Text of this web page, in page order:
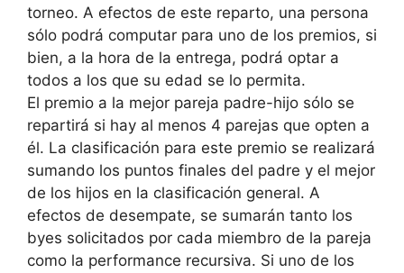
torneo. A efectos de este reparto, una persona
sólo podrá computar para uno de los premios, si
bien, a la hora de la entrega, podrá optar a
todos a los que su edad se lo permita.
El premio a la mejor pareja padre-hijo sólo se
repartirá si hay al menos 4 parejas que opten a
él. La clasificación para este premio se realizará
sumando los puntos finales del padre y el mejor
de los hijos en la clasificación general. A
efectos de desempate, se sumarán tanto los
byes solicitados por cada miembro de la pareja
como la performance recursiva. Si uno de los